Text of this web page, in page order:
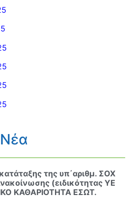
της υπ΄αριθμ. ΣΟΧ
(ειδικότητας ΥΕ
ΚΑΘΑΡΙΟΤΗΤΑ ΕΣΩΤ.